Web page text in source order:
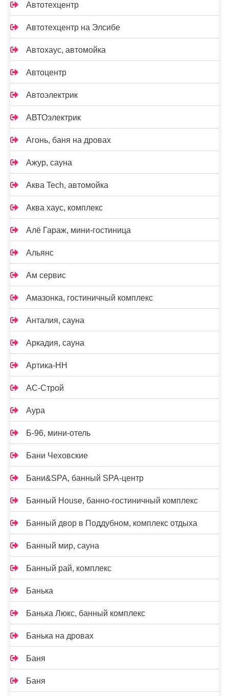
Автотехцентр
Автотехцентр на Элсибе
Автохаус, автомойка
Автоцентр
Автоэлектрик
АВТОэлектрик
Агонь, баня на дровах
Ажур, сауна
Аква Tech, автомойка
Аква хаус, комплекс
Алё Гараж, мини-гостиница
Альянс
Ам сервис
Амазонка, гостиничный комплекс
Анталия, сауна
Аркадия, сауна
Артика-НН
АС-Строй
Аура
Б-96, мини-отель
Бани Чеховские
Бани&SPA, банный SPA-центр
Банный House, банно-гостиничный комплекс
Банный двор в Поддубном, комплекс отдыха
Банный мир, сауна
Банный рай, комплекс
Банька
Банька Люкс, банный комплекс
Банька на дровах
Баня
Баня